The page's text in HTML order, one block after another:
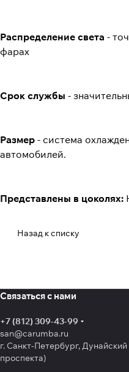
Распределение света -
фарах
Срок службы -
Размер - система
автомобилей.
Представлены в цоколях:
Назад к списку
Связаться с нами
+7 (812) 309-43-99
san@carumba.ru
г. Санкт-Петербург,
проспекта)